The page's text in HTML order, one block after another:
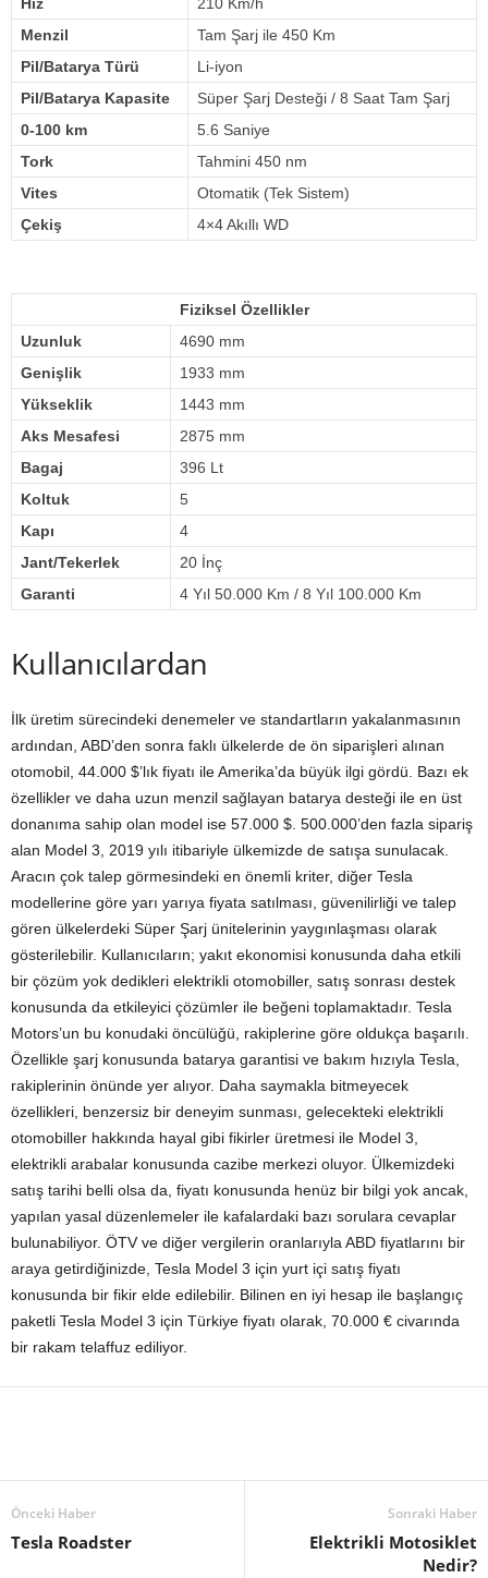
Hız
210 Km/h
Menzil
Tam Şarj ile 450 Km
Pil/Batarya Türü
Li-iyon
Pil/Batarya Kapasite
Süper Şarj Desteği / 8 Saat Tam Şarj
0-100 km
5.6 Saniye
Tork
Tahmini 450 nm
Vites
Otomatik (Tek Sistem)
Çekiş
4×4 Akıllı WD
Fiziksel Özellikler
Uzunluk
4690 mm
Genişlik
1933 mm
Yükseklik
1443 mm
Aks Mesafesi
2875 mm
Bagaj
396 Lt
Koltuk
5
Kapı
4
Jant/Tekerlek
20 İnç
Garanti
4 Yıl 50.000 Km / 8 Yıl 100.000 Km
Kullanıcılardan
İlk üretim sürecindeki denemeler ve standartların yakalanmasının
ardından, ABD’den sonra faklı ülkelerde de ön siparişleri alınan
otomobil, 44.000 $’lık fiyatı ile Amerika’da büyük ilgi gördü. Bazı ek
özellikler ve daha uzun menzil sağlayan batarya desteği ile en üst
donanıma sahip olan model ise 57.000 $. 500.000’den fazla sipariş
alan Model 3, 2019 yılı itibariyle ülkemizde de satışa sunulacak.
Aracın çok talep görmesindeki en önemli kriter, diğer Tesla
modellerine göre yarı yarıya fiyata satılması, güvenilirliği ve talep
gören ülkelerdeki Süper Şarj ünitelerinin yaygınlaşması olarak
gösterilebilir. Kullanıcıların; yakıt ekonomisi konusunda daha etkili
bir çözüm yok dedikleri elektrikli otomobiller, satış sonrası destek
konusunda da etkileyici çözümler ile beğeni toplamaktadır. Tesla
Motors’un bu konudaki öncülüğü, rakiplerine göre oldukça başarılı.
Özellikle şarj konusunda batarya garantisi ve bakım hızıyla Tesla,
rakiplerinin önünde yer alıyor. Daha saymakla bitmeyecek
özellikleri, benzersiz bir deneyim sunması, gelecekteki elektrikli
otomobiller hakkında hayal gibi fikirler üretmesi ile Model 3,
elektrikli arabalar konusunda cazibe merkezi oluyor. Ülkemizdeki
satış tarihi belli olsa da, fiyatı konusunda henüz bir bilgi yok ancak,
yapılan yasal düzenlemeler ile kafalardaki bazı sorulara cevaplar
bulunabiliyor. ÖTV ve diğer vergilerin oranlarıyla ABD fiyatlarını bir
araya getirdiğinizde, Tesla Model 3 için yurt içi satış fiyatı
konusunda bir fikir elde edilebilir. Bilinen en iyi hesap ile başlangıç
paketli Tesla Model 3 için Türkiye fiyatı olarak, 70.000 € civarında
bir rakam telaffuz ediliyor.
Önceki Haber
Tesla Roadster
Sonraki Haber
Elektrikli Motosiklet
Nedir?